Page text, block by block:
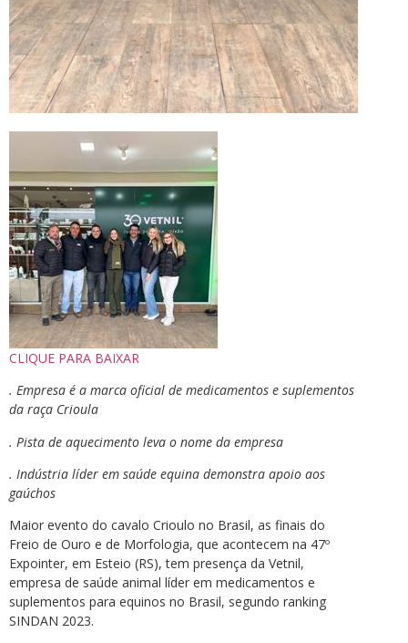
CLIQUE PARA BAIXAR
. Empresa é a marca oficial de medicamentos e suplementos
da raça Crioula
. Pista de aquecimento leva o nome da empresa
. Indústria líder em saúde equina demonstra apoio aos
gaúchos
Maior evento do cavalo Crioulo no Brasil, as finais do
Freio de Ouro e de Morfologia, que acontecem na 47º
Expointer, em Esteio (RS), tem presença da Vetnil,
empresa de saúde animal líder em medicamentos e
suplementos para equinos no Brasil, segundo ranking
SINDAN 2023.